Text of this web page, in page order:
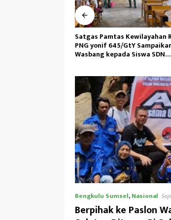
Bangun Masjid,Satgas
Yonarmed 13/Nanggala Kerja
Bakti Bareng Warga Senaning
Bengkulu Sumsel,Nasional
Berpihak ke Paslon